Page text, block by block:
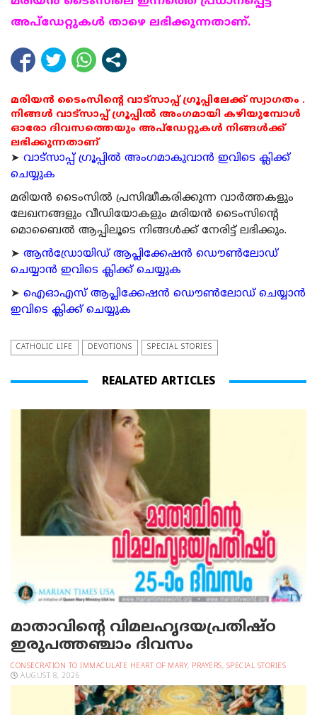
അപ്ഡേറ്റുകള്‍ താഴെ ലഭിക്കുന്നതാണ്.
മരിയൻ ടൈംസിന്റെ വാട്സാപ്പ് ഗ്രൂപ്പിലേക്ക് സ്വാഗതം .
നിങ്ങൾ വാട്സാപ്പ് ഗ്രൂപ്പിൽ അംഗമായി കഴിയുമ്പോൾ
ഓരോ ദിവസത്തെയും അപ്ഡേറ്റുകൾ നിങ്ങൾക്ക്
ലഭിക്കുന്നതാണ്
➤ വാട്സാപ്പ് ഗ്രൂപ്പിൽ അംഗമാകുവാൻ ഇവിടെ ക്ലിക്ക്
ചെയ്യുക
മരിയന്‍ ടൈംസില്‍ പ്രസിദ്ധീകരിക്കുന്ന വാര്‍ത്തകളും
ലേഖനങ്ങളും വീഡിയോകളും മരിയന്‍ ടൈംസിന്റെ
മൊബൈല്‍ ആപ്പിലൂടെ നിങ്ങള്‍ക്ക് നേരിട്ട് ലഭിക്കും.
➤ ആന്‍ഡ്രോയിഡ് ആപ്ലിക്കേഷന്‍ ഡൌണ്‍ലോഡ്
ചെയ്യാന്‍ ഇവിടെ ക്ലിക്ക് ചെയ്യുക
➤ ഐഓഎസ് ആപ്ലിക്കേഷന്‍ ഡൌണ്‍ലോഡ് ചെയ്യാന്‍
ഇവിടെ ക്ലിക്ക് ചെയ്യുക
CATHOLIC LIFE DEVOTIONS SPECIAL STORIES
REALATED ARTICLES
മാതാവിന്റെ വിമലഹൃദയപ്രതിഷ്ഠ
ഇരുപത്തഞ്ചാം ദിവസം
CONSECRATION TO IMMACULATE HEART OF MARY, PRAYERS, SPECIAL STORIES
AUGUST 8, 2026